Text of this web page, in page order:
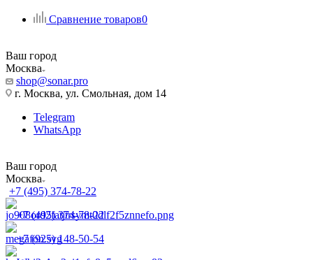
Сравнение товаров0
Ваш город
Москва
shop@sonar.pro
г. Москва, ул. Смольная, дом 14
Telegram
WhatsApp
Ваш город
Москва
+7 (495) 374-78-22
+7 (495) 374-78-22
+7 (925) 148-50-54